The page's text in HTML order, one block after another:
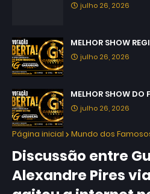
julho 26, 2026
MELHOR SHOW
julho 26, 2026
MELHOR SHOW DO
julho 26, 2026
Página inicial Mundo dos
Discussão entre
Alexandre Pires